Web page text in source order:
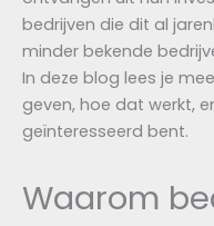
bedrijven die dit al
minder bekende
In deze blog lees je
geven, hoe dat werkt,
geïnteresseerd bent.
Waarom